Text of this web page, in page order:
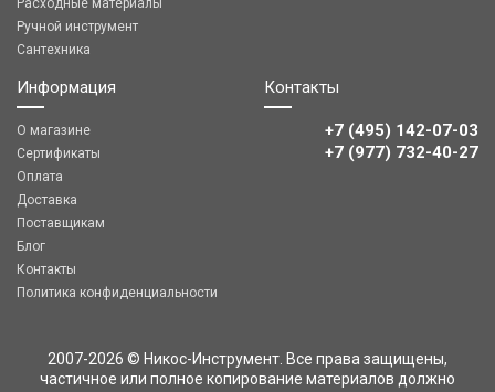
Расходные материалы
Ручной инструмент
Сантехника
Информация
О магазине
Сертификаты
Оплата
Доставка
Поставщикам
Блог
Контакты
Политика конфиденциальности
Контакты
+7 (495) 142-07-03
‎‎+7 (977) 732-40-27
2007-2026 © Никос-Инструмент. Все права защищены,
частичное или полное копирование материалов должно